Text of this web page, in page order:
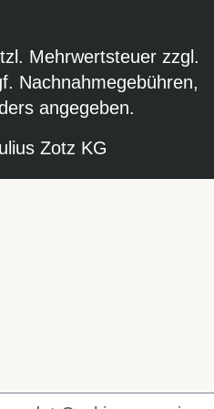
Mehrwertsteuer zzgl.
Nachnahmegebühren,
angegeben.
Zotz KG